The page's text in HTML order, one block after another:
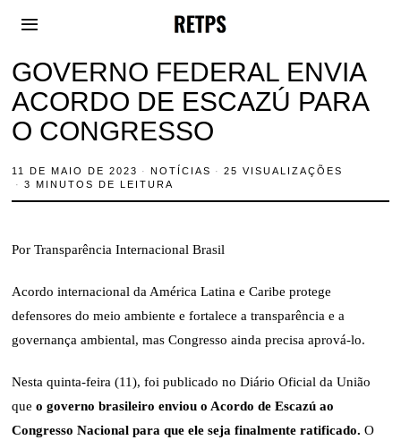
GOVERNO FEDERAL ENVIA
ACORDO DE ESCAZÚ PARA
O CONGRESSO
11 DE MAIO DE 2023 1
1
I
E
0
3
NOTÍCIAS
25 VISUALIZAÇÕES
3 MINUTOS DE LEITURA
Por Transparência Internacional Brasil
Acordo internacional da América Latina e Caribe protege
defensores do meio ambiente e fortalece a transparência e a
governança ambiental, mas Congresso ainda precisa aprová-lo.
Nesta quinta-feira (11), foi publicado no Diário Oficial da União
queo governo brasileiro enviou o Acordo de Escazú ao
Congresso Nacional para que ele seja finalmente ratificado. O